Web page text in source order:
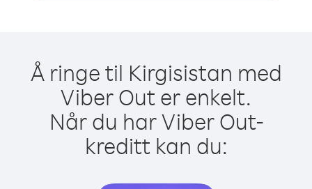
Å ringe til Kirgisistan med
Viber Out er enkelt.
Når du har Viber Out-
kreditt kan du: